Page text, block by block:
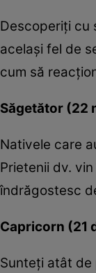
Descoperiţi cu
acelaşi fel de
cum să
Săgetător (22
Nativele care
Prietenii dv.
îndrăgostesc
Capricorn (21
Sunteţi atât